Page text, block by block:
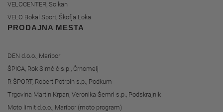
VELOCENTER, Solkan
VELO Bokal Sport, Škofja Loka
PRODAJNA MESTA
DEN d.o.o., Maribor
ŠPICA, Rok Simčič s.p., Črnomelj
R ŠPORT, Robert Potrpin s.p., Podkum
Trgovina Martin Krpan, Veronika Šemrl s.p., Podskrajnik
Moto limit d.o.o., Maribor (moto program)